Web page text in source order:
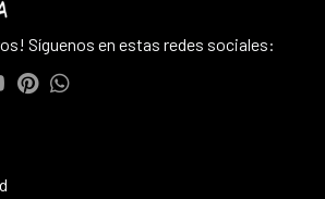
Síguenos en estas redes sociales: